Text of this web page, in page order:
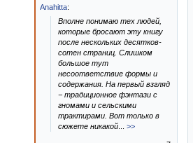
Anahitta:
Вполне понимаю тех людей,
которые бросают эту книгу
после нескольких десятков-
сотен страниц. Слишком
большое тут
несоответствие формы и
содержания. На первый взгляд
− традиционное фэнтази с
гномами и сельскими
трактирами. Вот только в
сюжете никакой
>>